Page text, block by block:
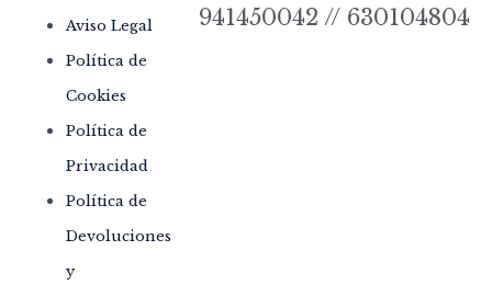
Aviso Legal
Política de
Cookies
Política de
Privacidad
Política de
Devoluciones
y
941450042 // 630104804